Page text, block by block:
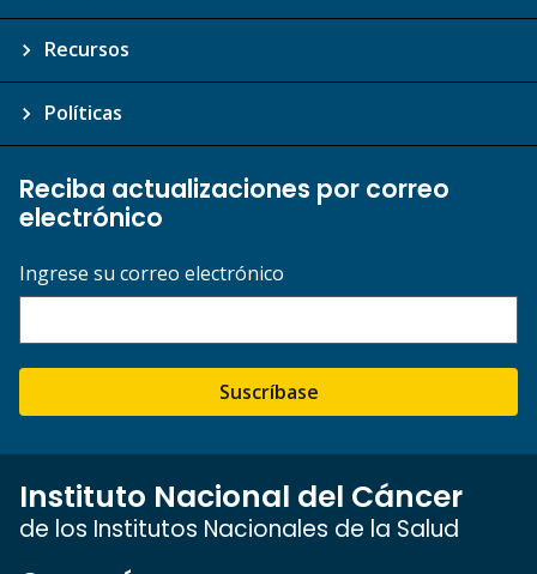
Recursos
Políticas
Reciba actualizaciones por correo
electrónico
Ingrese su correo electrónico
Suscríbase
Instituto Nacional del Cáncer
de los Institutos Nacionales de la Salud